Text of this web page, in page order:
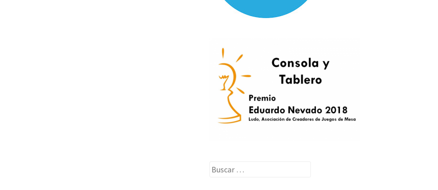
Buscar: